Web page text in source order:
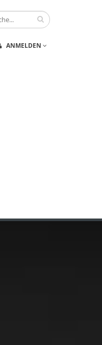
ANMELDEN